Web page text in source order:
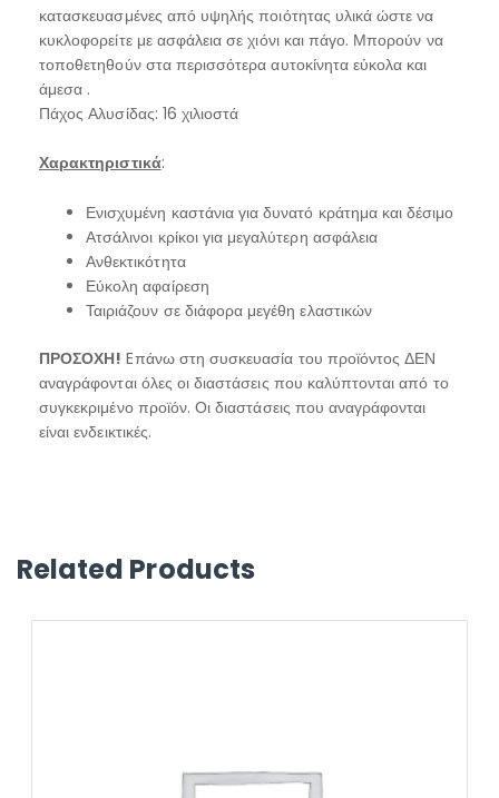
κατασκευασμένες από υψηλής ποιότητας υλικά ώστε να
κυκλοφορείτε με ασφάλεια σε χιόνι και πάγο. Μπορούν να
τοποθετηθούν στα περισσότερα αυτοκίνητα εύκολα και
άμεσα .
Πάχος Αλυσίδας: 16 χιλιοστά
Χαρακτηριστικά:
Ενισχυμένη καστάνια για δυνατό κράτημα και δέσιμο
Ατσάλινοι κρίκοι για μεγαλύτερη ασφάλεια
Ανθεκτικότητα
Εύκολη αφαίρεση
Ταιριάζουν σε διάφορα μεγέθη ελαστικών
ΠΡΟΣΟΧΗ! Eπάνω στη συσκευασία του προϊόντος ΔΕΝ
αναγράφονται όλες οι διαστάσεις που καλύπτονται από το
συγκεκριμένο προϊόν. Οι διαστάσεις που αναγράφονται
είναι ενδεικτικές.
Related Products